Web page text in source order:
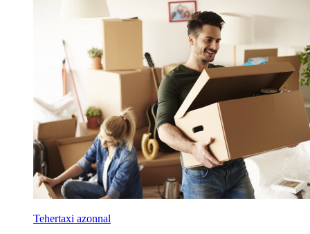
Tehertaxi azonnal